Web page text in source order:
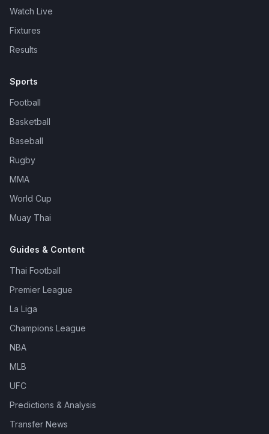
Watch Live
Fixtures
Results
Sports
Football
Basketball
Baseball
Rugby
MMA
World Cup
Muay Thai
Guides & Content
Thai Football
Premier League
La Liga
Champions League
NBA
MLB
UFC
Predictions & Analysis
Transfer News